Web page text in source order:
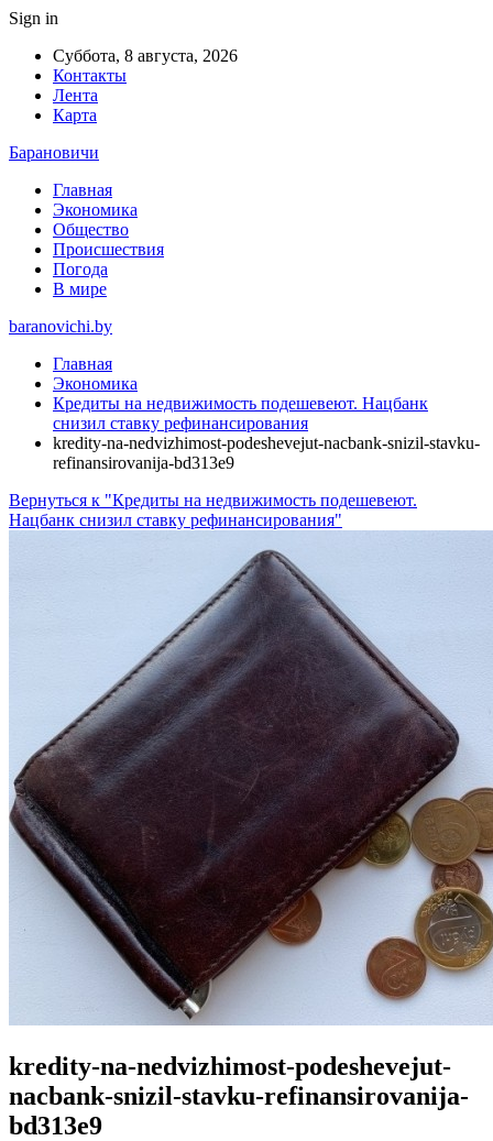
Sign in
Суббота, 8 августа, 2026
Контакты
Лента
Карта
Барановичи
Главная
Экономика
Общество
Происшествия
Погода
В мире
baranovichi.by
Главная
Экономика
Кредиты на недвижимость подешевеют. Нацбанк
снизил ставку рефинансирования
kredity-na-nedvizhimost-podeshevejut-nacbank-snizil-stavku-
refinansirovanija-bd313e9
Вернуться к "Кредиты на недвижимость подешевеют.
Нацбанк снизил ставку рефинансирования"
kredity-na-nedvizhimost-podeshevejut-
nacbank-snizil-stavku-refinansirovanija-
bd313e9